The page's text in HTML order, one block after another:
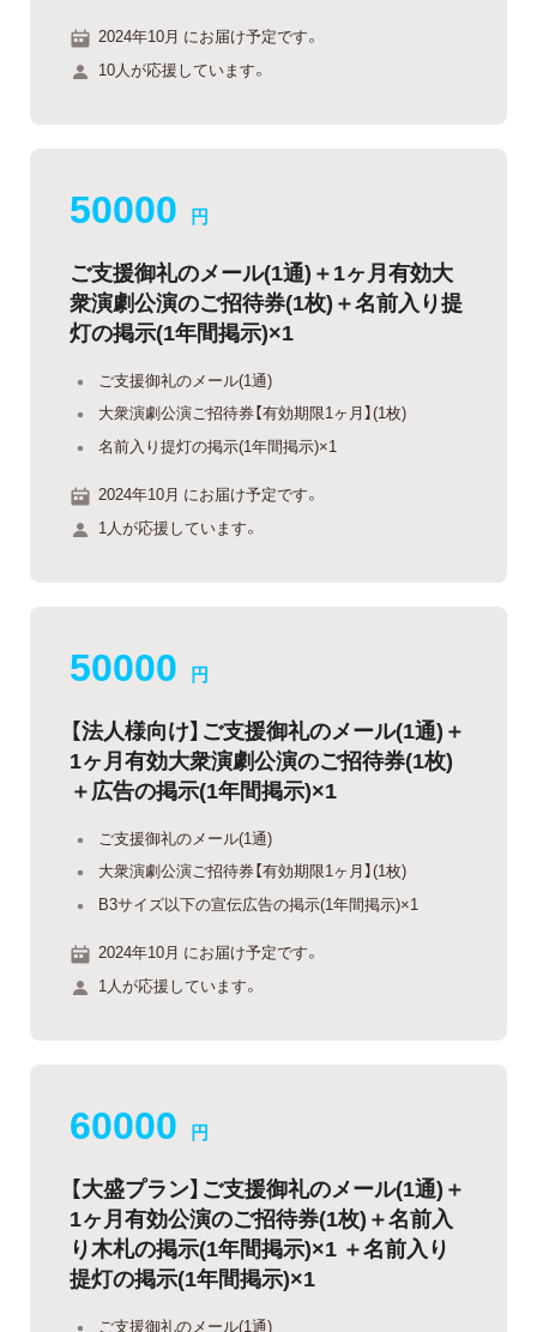
2024年10月 にお届け予定です。
10人が応援しています。
50000 円
ご支援御礼のメール(1通)＋1ヶ月有効大
衆演劇公演のご招待券(1枚)＋名前入り提
灯の掲示(1年間掲示)×1
ご支援御礼のメール(1通)
大衆演劇公演ご招待券【有効期限1ヶ月】(1枚)
名前入り提灯の掲示(1年間掲示)×1
2024年10月 にお届け予定です。
1人が応援しています。
50000 円
【法人様向け】ご支援御礼のメール(1通)＋
1ヶ月有効大衆演劇公演のご招待券(1枚)
＋広告の掲示(1年間掲示)×1
ご支援御礼のメール(1通)
大衆演劇公演ご招待券【有効期限1ヶ月】(1枚)
B3サイズ以下の宣伝広告の掲示(1年間掲示)×1
2024年10月 にお届け予定です。
1人が応援しています。
60000 円
【大盛プラン】ご支援御礼のメール(1通)＋
1ヶ月有効公演のご招待券(1枚)＋名前入
り木札の掲示(1年間掲示)×1 ＋名前入り
提灯の掲示(1年間掲示)×1
ご支援御礼のメール(1通)